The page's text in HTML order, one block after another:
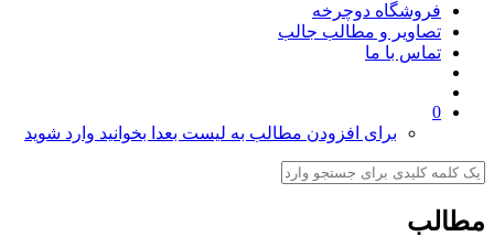
فروشگاه دوچرخه
تصاویر و مطالب جالب
تماس با ما
0
برای افزودن مطالب به لیست بعدا بخوانید وارد شوید
مطالب